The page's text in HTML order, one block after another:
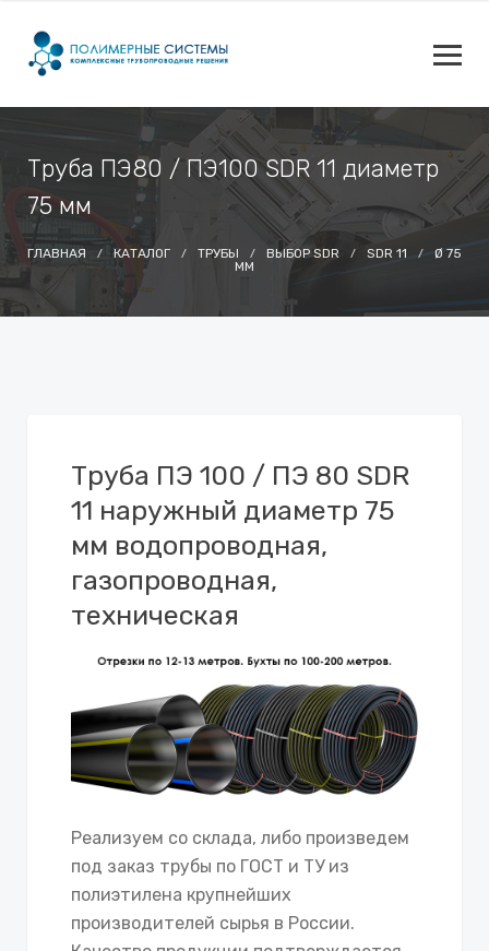
Труба ПЭ80 / ПЭ100 SDR 11 диаметр
75 мм
ГЛАВНАЯ КАТАЛОГ ТРУБЫ ВЫБОР SDR SDR 11
Ø 75
ММ
Труба ПЭ 100 / ПЭ 80 SDR
11 наружный диаметр 75
мм водопроводная,
газопроводная,
техническая
Реализуем со склада, либо произведем
под заказ трубы по ГОСТ и ТУ из
полиэтилена крупнейших
производителей сырья в России.